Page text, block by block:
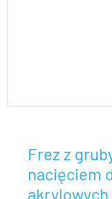
Frez z
nacięciem
akrylowych